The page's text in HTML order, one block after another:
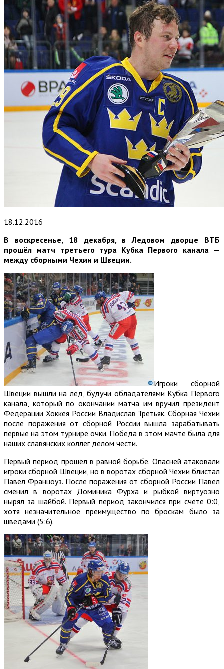
18.12.2016
В воскресенье, 18 декабря, в Ледовом дворце ВТБ
прошёл матч третьего тура Кубка Первого канала —
между сборными Чехии и Швеции.
Игроки сборной
Швеции вышли на лёд, будучи обладателями Кубка Первого
канала, который по окончании матча им вручил президент
Федерации Хоккея России Владислав Третьяк. Сборная Чехии
после поражения от сборной России вышла зарабатывать
первые на этом турнире очки. Победа в этом мачте была для
наших славянских коллег делом чести.
Первый период прошёл в равной борьбе. Опасней атаковали
игроки сборной Швеции, но в воротах сборной Чехии блистал
Павел Францоуз. После поражения от сборной России Павел
сменил в воротах Доминика Фурха и рыбкой виртуозно
нырял за шайбой. Первый период закончился при счёте 0:0,
хотя незначительное преимущество по броскам было за
шведами (5:6).